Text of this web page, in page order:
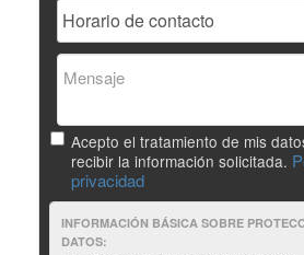
Acepto el tratamiento de mis
recibir la información solicitada.
privacidad
INFORMACIÓN BÁSICA SOBRE
DATOS: